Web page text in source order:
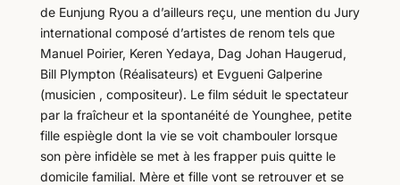
de Eunjung Ryou a d’ailleurs reçu, une mention du Jury
international composé d’artistes de renom tels que
Manuel Poirier, Keren Yedaya, Dag Johan Haugerud,
Bill Plympton (Réalisateurs) et Evgueni Galperine
(musicien , compositeur). Le film séduit le spectateur
par la fraîcheur et la spontanéité de Younghee, petite
fille espiègle dont la vie se voit chambouler lorsque
son père infidèle se met à les frapper puis quitte le
domicile familial. Mère et fille vont se retrouver et se